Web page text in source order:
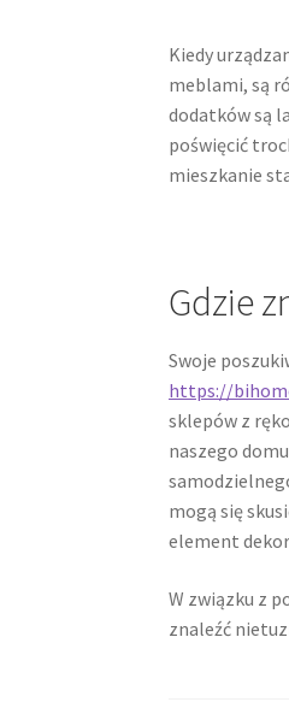
Kiedy
meblami, są
dodatków są
poświęcić
mieszkanie
Gdzie
Swoje
https://
sklepów z
naszego
mogą się
element
W związku z
znaleźć